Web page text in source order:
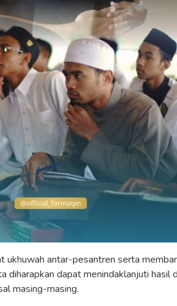
ukhuwah antar-pesantren serta
diharapkan dapat menindaklanjuti hasil
masing-masing.